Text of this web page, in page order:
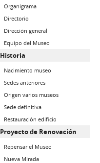
Organigrama
Directorio
Dirección general
Equipo del Museo
Historia
Nacimiento museo
Sedes anteriores
Origen varios museos
Sede definitiva
Restauración edificio
Proyecto de Renovación
Repensar el Museo
Nueva Mirada